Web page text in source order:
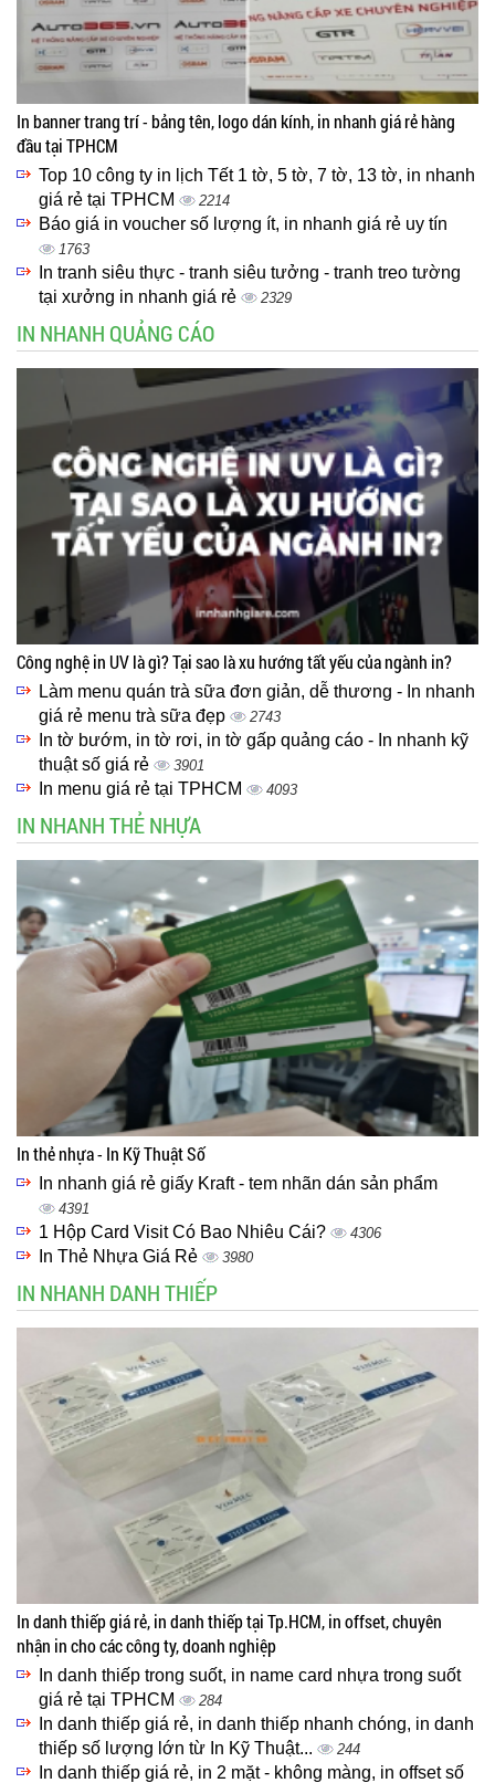
In banner trang trí - bảng tên, logo dán kính, in nhanh giá rẻ hàng
đầu tại TPHCM
Top 10 công ty in lịch Tết 1 tờ, 5 tờ, 7 tờ, 13 tờ, in nhanh
giá rẻ tại TPHCM
2214
Báo giá in voucher số lượng ít, in nhanh giá rẻ uy tín
1763
In tranh siêu thực - tranh siêu tưởng - tranh treo tường
tại xưởng in nhanh giá rẻ
2329
IN NHANH QUẢNG CÁO
Công nghệ in UV là gì? Tại sao là xu hướng tất yếu của ngành in?
Làm menu quán trà sữa đơn giản, dễ thương - In nhanh
giá rẻ menu trà sữa đẹp
2743
In tờ bướm, in tờ rơi, in tờ gấp quảng cáo - In nhanh kỹ
thuật số giá rẻ
3901
In menu giá rẻ tại TPHCM 4093
IN NHANH THẺ NHỰA
In thẻ nhựa - In Kỹ Thuật Số
In nhanh giá rẻ giấy Kraft - tem nhãn dán sản phẩm
4391
1 Hộp Card Visit Có Bao Nhiêu Cái? 4306
In Thẻ Nhựa Giá Rẻ 3980
IN NHANH DANH THIẾP
In danh thiếp giá rẻ, in danh thiếp tại Tp.HCM, in offset, chuyên
nhận in cho các công ty, doanh nghiệp
In danh thiếp trong suốt, in name card nhựa trong suốt
giá rẻ tại TPHCM
284
In danh thiếp giá rẻ, in danh thiếp nhanh chóng, in danh
thiếp số lượng lớn từ In Kỹ Thuật...
244
In danh thiếp giá rẻ, in 2 mặt - không màng, in offset số